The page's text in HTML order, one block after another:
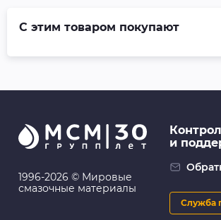
С этим товаром покупают
1996-2026 © Мировые
смазочные материалы
и